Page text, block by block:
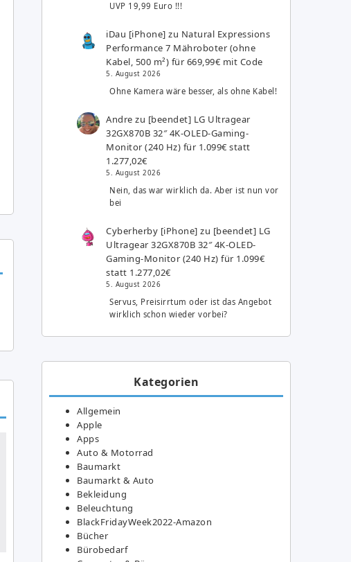
UVP 19,99 Euro !!!
iDau [iPhone] zu Natural Expressions
Performance 7 Mähroboter (ohne
Kabel, 500 m²) für 669,99€ mit Code
5. August 2026
Ohne Kamera wäre besser, als ohne Kabel!
Andre zu [beendet] LG Ultragear
32GX870B 32″ 4K-OLED-Gaming-
Monitor (240 Hz) für 1.099€ statt
1.277,02€
5. August 2026
Nein, das war wirklich da. Aber ist nun vor
bei
Cyberherby [iPhone] zu [beendet] LG
Ultragear 32GX870B 32″ 4K-OLED-
Gaming-Monitor (240 Hz) für 1.099€
statt 1.277,02€
5. August 2026
Servus, Preisirrtum oder ist das Angebot
wirklich schon wieder vorbei?
Kategorien
Allgemein
Apple
Apps
Auto & Motorrad
Baumarkt
Baumarkt & Auto
Bekleidung
Beleuchtung
BlackFridayWeek2022-Amazon
Bücher
Bürobedarf